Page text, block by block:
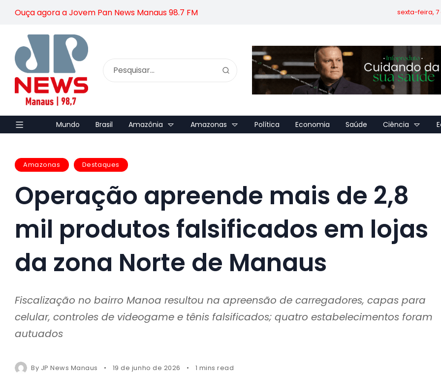
Ouça agora a Jovem Pan News Manaus 98.7 FM sexta-feira, 7
Mundo Brasil Amazônia Amazonas Política Economia Saúde Ciência
Amazonas Destaques
Operação apreende mais de 2,8
mil produtos falsificados em lojas
da zona Norte de Manaus
Fiscalização no bairro Manoa resultou na apreensão de carregadores, capas para
celular, controles de videogame e tênis falsificados; quatro estabelecimentos foram
autuados
By JP News Manaus 19 de junho de 2026 1 mins read